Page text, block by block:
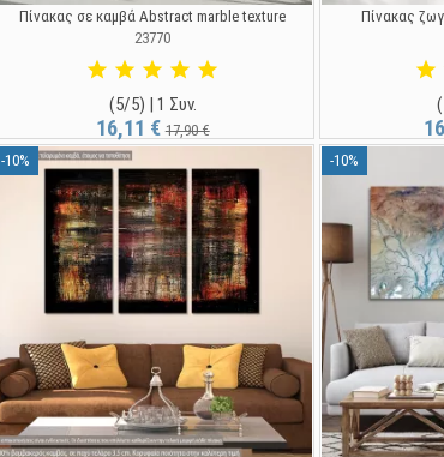
Πίνακας σε καμβά Abstract marble texture
23770
(5/5) | 1 Συν.
16,11 €17,90 €
Πίνακας
-10% -10%